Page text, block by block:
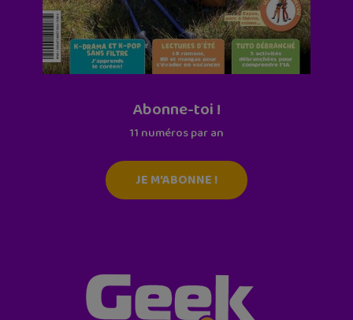
Abonne-toi !
11 numéros par an
JE M'ABONNE !